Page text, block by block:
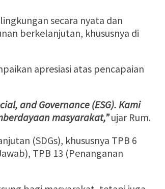
secara nyata dan
berkelanjutan, khususnya di
apresiasi atas pencapaian
and Governance (ESG). Kami
masyarakat,”ujar Rum.
(SDGs), khususnya TPB 6
TPB 13 (Penanganan